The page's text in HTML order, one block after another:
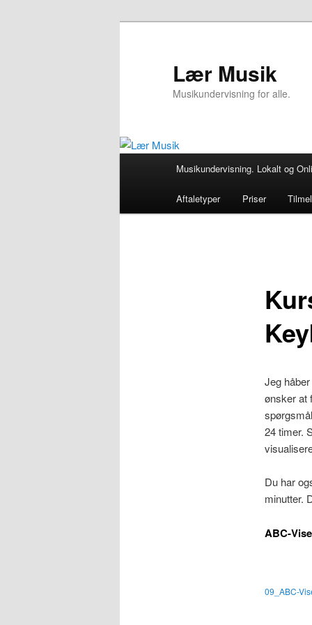
Lær Musik
Musikundervisning for alle.
Musikundervisning. Lokalt og
Aftaletyper Priser
Jeg
ønsker at
24 timer.
Du har
minutter.
ABC-
09_ABC-